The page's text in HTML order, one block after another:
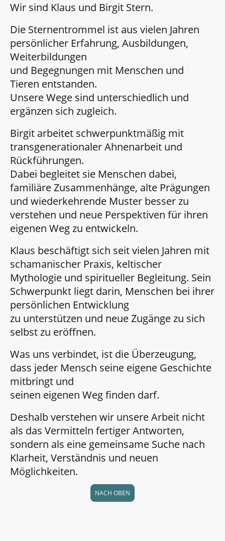
Wir sind Klaus und Birgit Stern.
Die Sternentrommel ist aus vielen Jahren
persönlicher Erfahrung, Ausbildungen,
Weiterbildungen
und Begegnungen mit Menschen und
Tieren entstanden.
Unsere Wege sind unterschiedlich und
ergänzen sich zugleich.
Birgit arbeitet schwerpunktmäßig mit
transgenerationaler Ahnenarbeit und
Rückführungen.
Dabei begleitet sie Menschen dabei,
familiäre Zusammenhänge, alte Prägungen
und wiederkehrende Muster besser zu
verstehen und neue Perspektiven für ihren
eigenen Weg zu entwickeln.
Klaus beschäftigt sich seit vielen Jahren mit
schamanischer Praxis, keltischer
Mythologie und spiritueller Begleitung. Sein
Schwerpunkt liegt darin, Menschen bei ihrer
persönlichen Entwicklung
zu unterstützen und neue Zugänge zu sich
selbst zu eröffnen.
Was uns verbindet, ist die Überzeugung,
dass jeder Mensch seine eigene Geschichte
mitbringt und
seinen eigenen Weg finden darf.
Deshalb verstehen wir unsere Arbeit nicht
als das Vermitteln fertiger Antworten,
sondern als eine gemeinsame Suche nach
Klarheit, Verständnis und neuen
Möglichkeiten.
NACH OBEN